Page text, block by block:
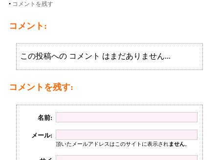
• コメントを残す
コメント:
この投稿への コメント はまだありません...
コメントを残す:
名前:
メール:
頂いたメールアドレスはこのサイトに表示されません。